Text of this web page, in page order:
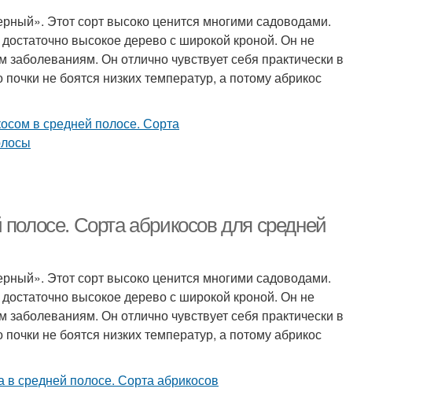
Этот сорт высоко ценится многими садоводами.
высокое дерево с широкой кроной. Он не
Он отлично чувствует себя практически в
не боятся низких температур, а потому абрикос
Сорта абрикосов для средней
Этот сорт высоко ценится многими садоводами.
высокое дерево с широкой кроной. Он не
Он отлично чувствует себя практически в
не боятся низких температур, а потому абрикос